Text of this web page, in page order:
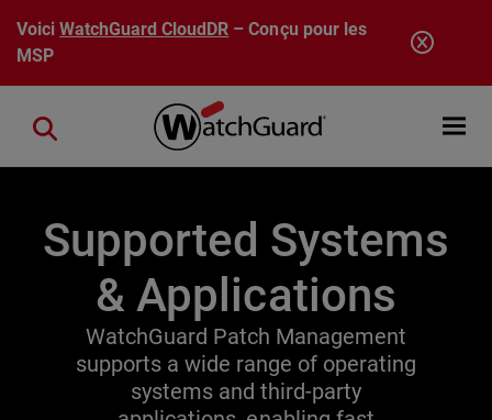
Aller au contenu principal
VoiciWatchGuard CloudDR – Conçu pour les
MSP
Open
Close search
Supported Systems
& Applications
WatchGuard Patch Management
supports a wide range of operating
systems and third-party